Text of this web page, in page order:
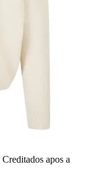
Creditados apos a